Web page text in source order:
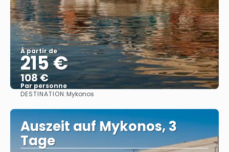
À partir de
215 €
108 €
Par personne
DESTINATION:Mykonos
Auszeit auf Mykonos, 3
Tage